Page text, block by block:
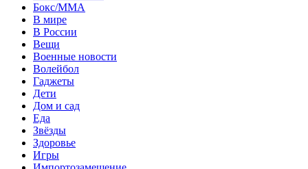
Бокс/MMA
В мире
В России
Вещи
Военные новости
Волейбол
Гаджеты
Дети
Дом и сад
Еда
Звёзды
Здоровье
Игры